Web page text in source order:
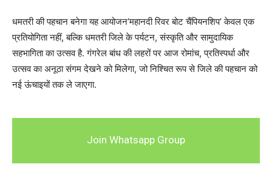
धमतरी की पहचान बनेगा यह आयोजन‘महानदी रिवर बोट चैंपियनशिप’ केवल एक
प्रतियोगिता नहीं, बल्कि धमतरी जिले के पर्यटन, संस्कृति और सामुदायिक
सहभागिता का उत्सव है. गंगरेल बांध की लहरों पर आज रोमांच, प्रतिस्पर्धा और
उत्सव का अनूठा संगम देखने को मिलेगा, जो निश्चित रूप से जिले की पहचान को
नई ऊंचाइयों तक ले जाएगा.
Join Whatsapp Group